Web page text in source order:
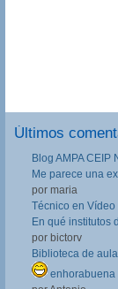
Últimos
Blog AMPA CEIP
Me parece una
por maria
Técnico en Vídeo
En qué institutos
por bictorv
Biblioteca de
enhorabuena